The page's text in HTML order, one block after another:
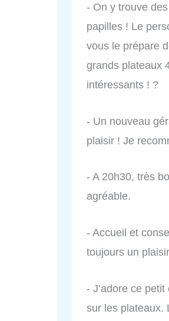
- On y trouve
papilles ! Le
vous le prépare
grands plateaux
intéressants ! ?
- Un nouveau
plaisir ! Je
- A 20h30, très
agréable.
- Accueil et
toujours un
- J’adore ce
sur les plateaux.